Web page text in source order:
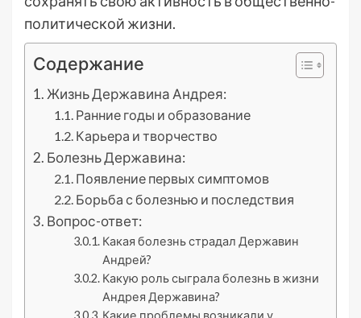
политической жизни.
Содержание
Жизнь Державина Андрея:
Ранние годы и образование
Карьера и творчество
Болезнь Державина:
Появление первых симптомов
Борьба с болезнью и последствия
Вопрос-ответ:
Какая болезнь страдал Державин
Андрей?
Какую роль сыграла болезнь в жизни
Андрея Державина?
Какие проблемы возникали у